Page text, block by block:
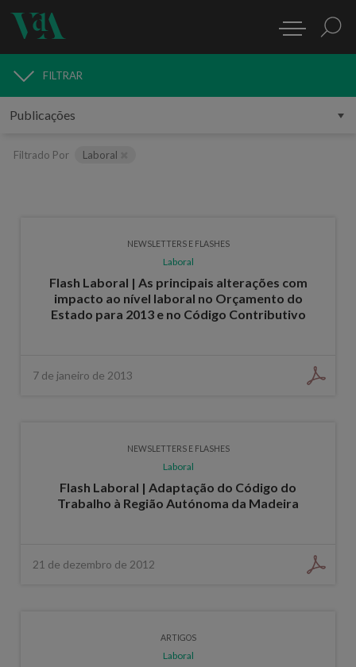
PUBLICAÇÕES
FILTRAR
Filtrado Por Laboral
NEWSLETTERS E FLASHES
Laboral
Flash Laboral | As principais alterações com
impacto ao nível laboral no Orçamento do
Estado para 2013 e no Código Contributivo
7 de janeiro de 2013
NEWSLETTERS E FLASHES
Laboral
Flash Laboral | Adaptação do Código do
Trabalho à Região Autónoma da Madeira
21 de dezembro de 2012
ARTIGOS
Laboral